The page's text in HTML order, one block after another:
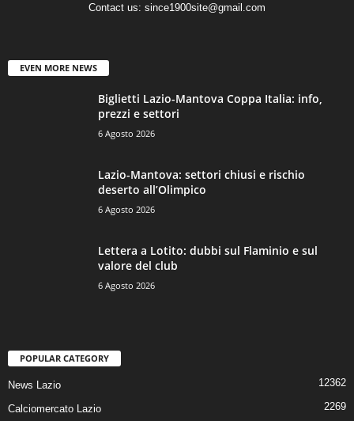
Contact us: since1900site@gmail.com
EVEN MORE NEWS
Biglietti Lazio-Mantova Coppa Italia: info,
prezzi e settori
6 Agosto 2026
Lazio-Mantova: settori chiusi e rischio
deserto all’Olimpico
6 Agosto 2026
Lettera a Lotito: dubbi sul Flaminio e sul
valore del club
6 Agosto 2026
POPULAR CATEGORY
News Lazio 12362
Calciomercato Lazio 2269